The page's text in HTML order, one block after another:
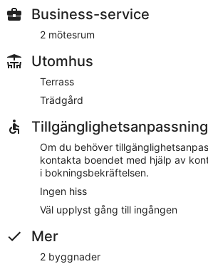
mot en avgift. Du kan ladda batterierna
också. Tillgång till städning är begränsad.
ett fitnesscenter, gratis wi-fi i allmänna
parkering. Den vänliga personalen erbjuder
om närområdet. Här har gäster
finns 2 tillgängliga möteslokaler.
som passar dem som reser i arbetet.
08.00 till 10.00.
Business-service
2 mötesrum
Utomhus
Terrass
Trädgård
Tillgänglighetsanpassning
Om du behöver
kontakta boendet med hjälp av
i bokningsbekräftelsen.
Ingen hiss
Väl upplyst gång till ingången
Mer
2 byggnader